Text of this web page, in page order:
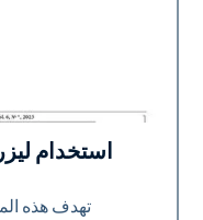
استخدام
تهدف هذه